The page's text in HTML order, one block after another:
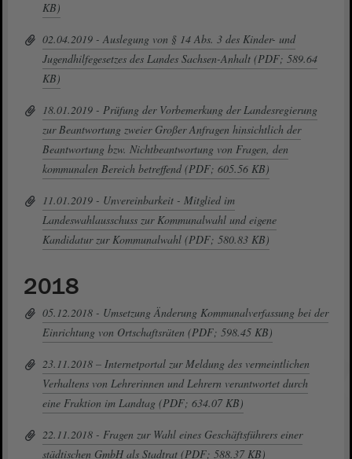
KB)
02.04.2019 - Auslegung von § 14 Abs. 3 des Kinder- und
Jugendhilfegesetzes des Landes Sachsen-Anhalt (PDF; 589.64
KB)
18.01.2019 - Prüfung der Vorbemerkung der Landesregierung
zur Beantwortung zweier Großer Anfragen hinsichtlich der
Beantwortung bzw. Nichtbeantwortung von Fragen, den
kommunalen Bereich betreffend (PDF; 605.56 KB)
11.01.2019 - Unvereinbarkeit - Mitglied im
Landeswahlausschuss zur Kommunalwahl und eigene
Kandidatur zur Kommunalwahl (PDF; 580.83 KB)
2018
05.12.2018 - Umsetzung Änderung Kommunalverfassung bei der
Einrichtung von Ortschaftsräten (PDF; 598.45 KB)
23.11.2018 – Internetportal zur Meldung des vermeintlichen
Verhaltens von Lehrerinnen und Lehrern verantwortet durch
eine Fraktion im Landtag (PDF; 634.07 KB)
22.11.2018 - Fragen zur Wahl eines Geschäftsführers einer
städtischen GmbH als Stadtrat (PDF; 588.37 KB)